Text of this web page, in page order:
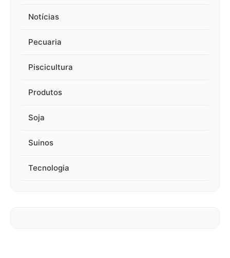
Notícias
Pecuaria
Piscicultura
Produtos
Soja
Suinos
Tecnologia